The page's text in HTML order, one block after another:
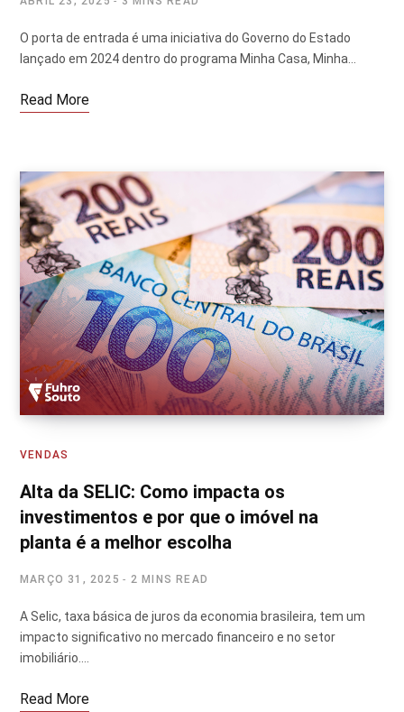
O porta de entrada é uma iniciativa do Governo do Estado
lançado em 2024 dentro do programa Minha Casa, Minha…
Read More
VENDAS
Alta da SELIC: Como impacta os
investimentos e por que o imóvel na
planta é a melhor escolha
MARÇO 31, 2025 2 MINS READ
A Selic, taxa básica de juros da economia brasileira, tem um
impacto significativo no mercado financeiro e no setor
imobiliário.…
Read More